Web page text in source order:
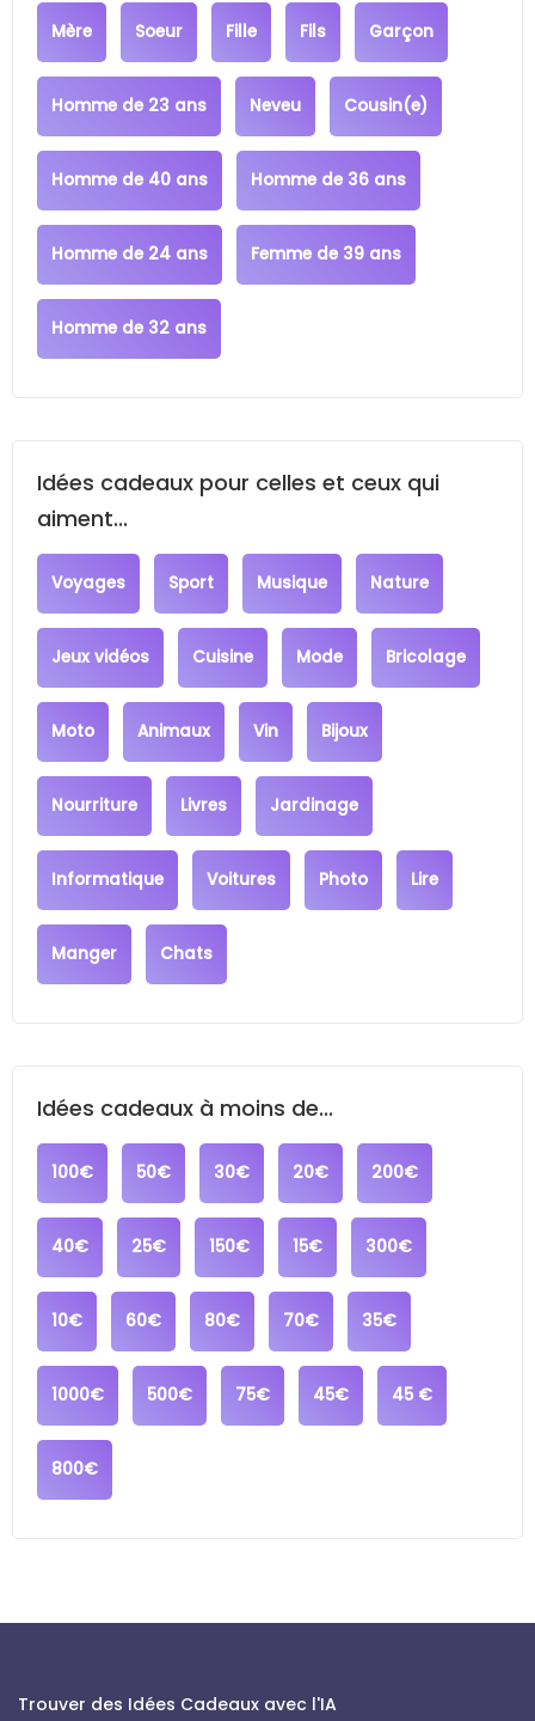
Mère Soeur Fille Fils Garçon
Homme de 23 ans Neveu Cousin(e)
Homme de 40 ans Homme de 36 ans
Homme de 24 ans Femme de 39 ans
Homme de 32 ans
Idées cadeaux pour celles et ceux qui
aiment...
Voyages Sport Musique Nature
Jeux vidéos Cuisine Mode Bricolage
Moto Animaux Vin Bijoux
Nourriture Livres Jardinage
Informatique Voitures Photo Lire
Manger Chats
Idées cadeaux à moins de...
100€ 50€ 30€ 20€ 200€
40€ 25€ 150€ 15€ 300€
10€ 60€ 80€ 70€ 35€
1000€ 500€ 75€ 45€ 45 €
800€
Trouver des Idées Cadeaux avec l'IA